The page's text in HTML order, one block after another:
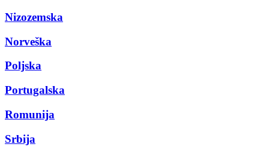
Nizozemska
Norveška
Poljska
Portugalska
Romunija
Srbija